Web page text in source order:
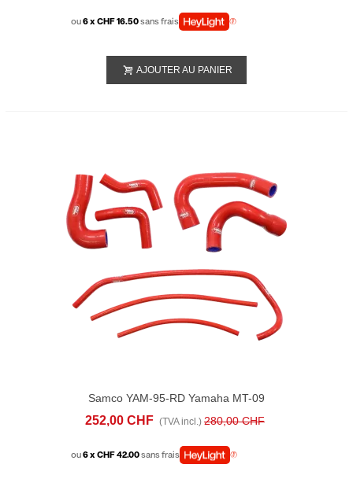
ou6 x CHF 16.50sans frais
AJOUTER AU PANIER
Samco YAM-95-RD Yamaha MT-09
(2021-22) RADIATOR HOSE KITS
252,00 CHF (TVA incl.) 280,00 CHF
ou6 x CHF 42.00sans frais